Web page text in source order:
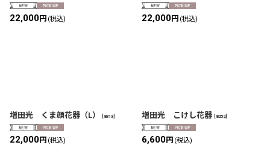
22,000円 (税込) 22,000円 (税込)
増田光 くま顔花器（L） 8313
22,000円 (税込)
増田光 こけし花器 8252]
6,600円 (税込)